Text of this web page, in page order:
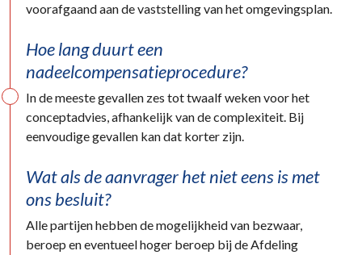
voorafgaand aan de vaststelling van het omgevingsplan.
Hoe lang duurt een
nadeelcompensatieprocedure?
In de meeste gevallen zes tot twaalf weken voor het
conceptadvies, afhankelijk van de complexiteit. Bij
eenvoudige gevallen kan dat korter zijn.
Wat als de aanvrager het niet eens is met
ons besluit?
Alle partijen hebben de mogelijkheid van bezwaar,
beroep en eventueel hoger beroep bij de Afdeling